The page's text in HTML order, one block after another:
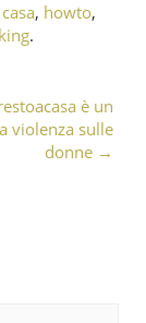
casa, howto,
.
è un
violenza sulle
donne →